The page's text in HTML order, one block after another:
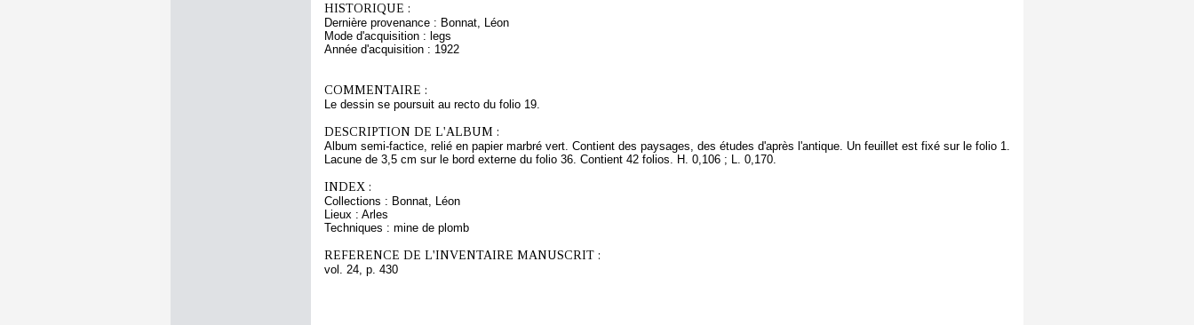
HISTORIQUE :
Dernière provenance : Bonnat, Léon
Mode d'acquisition : legs
Année d'acquisition : 1922
COMMENTAIRE :
Le dessin se poursuit au recto du folio 19.
DESCRIPTION DE L'ALBUM :
Album semi-factice, relié en papier marbré vert. Contient des paysages, des études d'après l'antique. Un feuillet est fixé sur le folio 1.
Lacune de 3,5 cm sur le bord externe du folio 36. Contient 42 folios. H. 0,106 ; L. 0,170.
INDEX :
Collections : Bonnat, Léon
Lieux : Arles
Techniques : mine de plomb
REFERENCE DE L'INVENTAIRE MANUSCRIT :
vol. 24, p. 430